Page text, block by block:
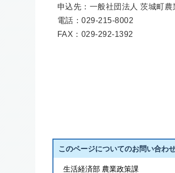
申込先：一般社団法人 茨城町農
電話：029-215-8002
FAX：029-292-1392
このページについてのお問い合わ
生活経済部 農業政策課